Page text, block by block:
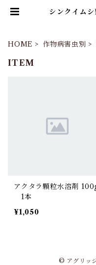
シンクイム
HOME 作物病害虫別
ITEM
アクタラ顆粒水溶剤
1本
¥1,050
© アグリッ